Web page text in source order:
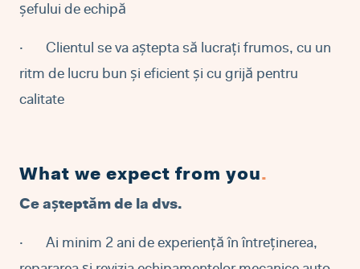
șefului de echipă
·
Clientul se va aștepta să lucrați frumos, cu un
ritm de lucru bun și eficient și cu grijă pentru
calitate
What we expect from you.
Ce așteptăm de la dvs.
·
Ai minim 2 ani de experiență în întreținerea,